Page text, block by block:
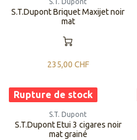
S.T. Dupont
S.T.Dupont Briquet Maxijet noir
mat
235,00 CHF
Rupture de stock
S.T. Dupont
S.T.Dupont Etui 3 cigares noir
mat grainé